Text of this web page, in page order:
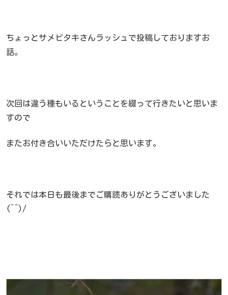
ちょっとサメビタキさんラッシュで投稿しておりますお
話。
次回は違う種もいるということを綴って行きたいと思いま
すので
またお付き合いいただけたらと思います。
それでは本日も最後までご購読ありがとうございました
(^^)/